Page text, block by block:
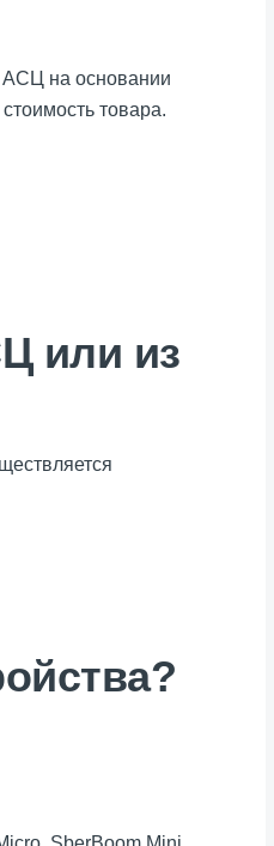
АСЦ на основании
товара.
или из